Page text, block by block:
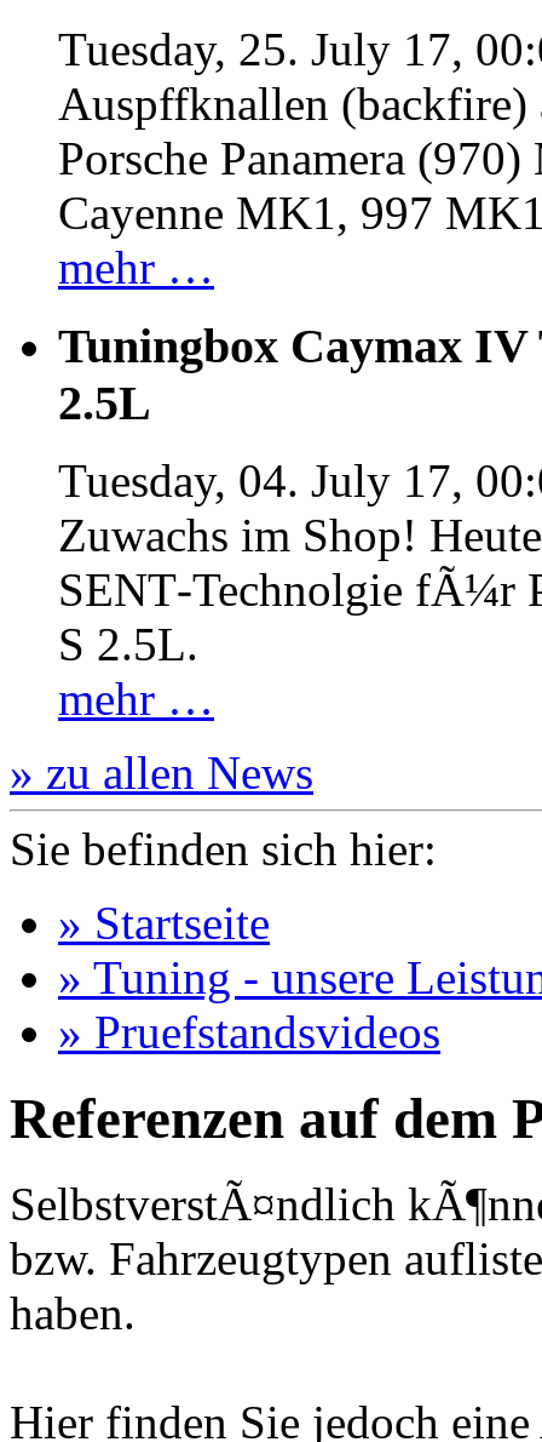
Tuesday, 25. July 17,
Auspffknallen
Porsche Panamera
Cayenne MK1, 997
mehr …
Tuningbox Caymax IV
2.5L
Tuesday, 04. July 17,
Zuwachs im Shop!
SENT‐Technolgie fÃ¼r
S 2.5L.
mehr …
» zu allen News
Sie befinden sich hier:
» Startseite
» Tuning - unsere
» Pruefstandsvideos
Referenzen auf dem
SelbstverstÃ¤ndlich
bzw. Fahrzeugtypen
haben.
Hier finden Sie jedoch